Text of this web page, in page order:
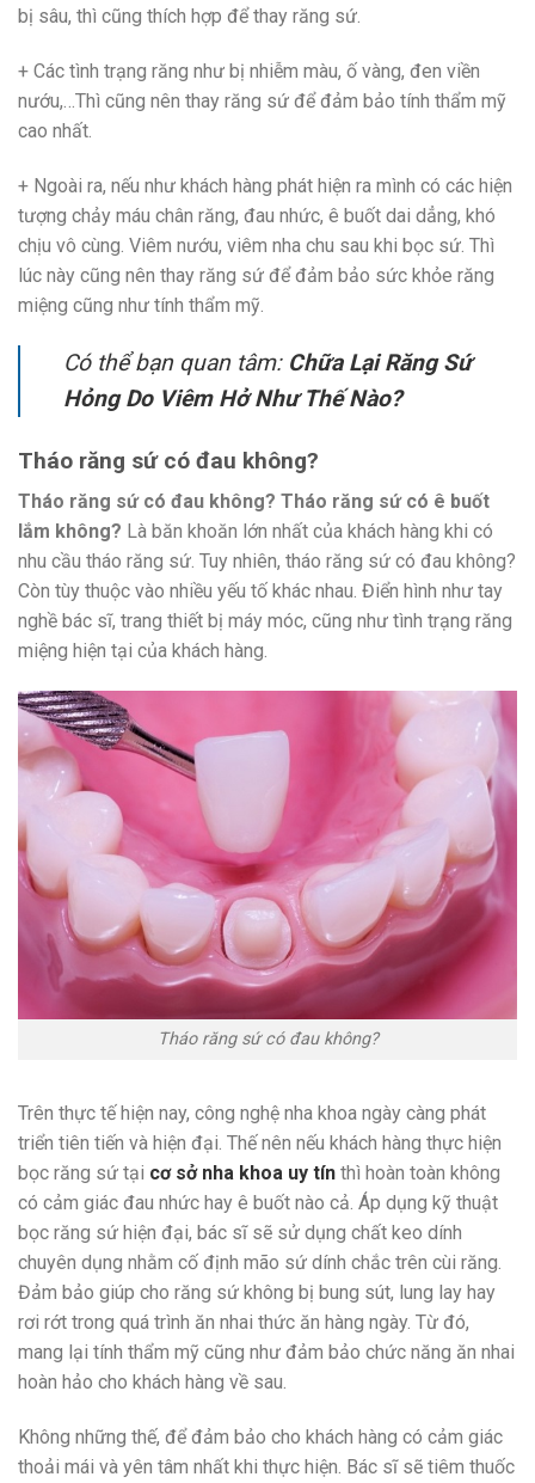
bị sâu, thì cũng thích hợp để thay răng sứ.
+ Các tình trạng răng như bị nhiễm màu, ố vàng, đen viền
nướu,…Thì cũng nên thay răng sứ để đảm bảo tính thẩm mỹ
cao nhất.
+ Ngoài ra, nếu như khách hàng phát hiện ra mình có các hiện
tượng chảy máu chân răng, đau nhức, ê buốt dai dẳng, khó
chịu vô cùng. Viêm nướu, viêm nha chu sau khi bọc sứ. Thì
lúc này cũng nên thay răng sứ để đảm bảo sức khỏe răng
miệng cũng như tính thẩm mỹ.
Có thể bạn quan tâm: Chữa Lại Răng Sứ
Hỏng Do Viêm Hở Như Thế Nào?
Tháo răng sứ có đau không?
Tháo răng sứ có đau không? Tháo răng sứ có ê buốt
lắm không? Là băn khoăn lớn nhất của khách hàng khi có
nhu cầu tháo răng sứ. Tuy nhiên, tháo răng sứ có đau không?
Còn tùy thuộc vào nhiều yếu tố khác nhau. Điển hình như tay
nghề bác sĩ, trang thiết bị máy móc, cũng như tình trạng răng
miệng hiện tại của khách hàng.
Tháo răng sứ có đau không?
Trên thực tế hiện nay, công nghệ nha khoa ngày càng phát
triển tiên tiến và hiện đại. Thế nên nếu khách hàng thực hiện
bọc răng sứ tại cơ sở nha khoa uy tín thì hoàn toàn không
có cảm giác đau nhức hay ê buốt nào cả. Áp dụng kỹ thuật
bọc răng sứ hiện đại, bác sĩ sẽ sử dụng chất keo dính
chuyên dụng nhằm cố định mão sứ dính chắc trên cùi răng.
Đảm bảo giúp cho răng sứ không bị bung sút, lung lay hay
rơi rớt trong quá trình ăn nhai thức ăn hàng ngày. Từ đó,
mang lại tính thẩm mỹ cũng như đảm bảo chức năng ăn nhai
hoàn hảo cho khách hàng về sau.
Không những thế, để đảm bảo cho khách hàng có cảm giác
thoải mái và yên tâm nhất khi thực hiện. Bác sĩ sẽ tiêm thuốc